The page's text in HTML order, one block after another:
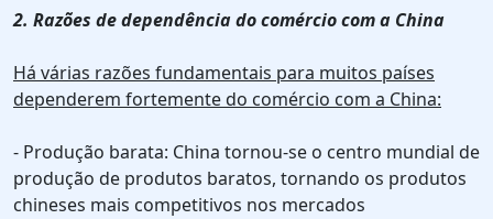
2. Razões de dependência do comércio com a China
Há várias razões fundamentais para muitos países
dependerem fortemente do comércio com a China:
- Produção barata: China tornou-se o centro mundial de
produção de produtos baratos, tornando os produtos
chineses mais competitivos nos mercados